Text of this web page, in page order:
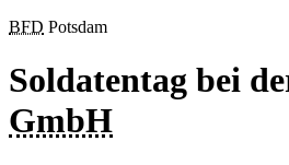
BFD Potsdam
Soldatentag bei
GmbH